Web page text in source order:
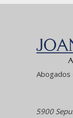
Abogados
5900